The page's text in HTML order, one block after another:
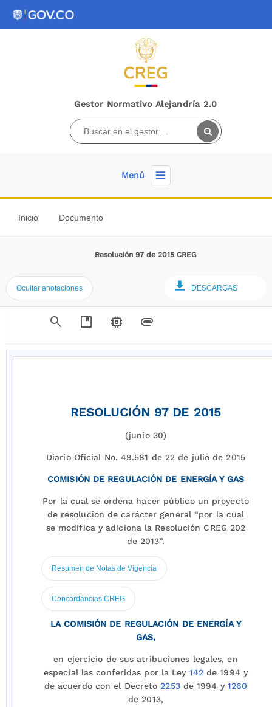
Gestor Normativo Alejandría 2.0
Menú
Inicio Documento
Resolución 97 de 2015 CREG
Ocultar anotaciones DESCARGAS
search developer_guide memory attachment
RESOLUCIÓN 97 DE 2015
(junio 30)
Diario Oficial No. 49.581 de 22 de julio de 2015
COMISIÓN DE REGULACIÓN DE ENERGÍA Y GAS
Por la cual se ordena hacer público un proyecto
de resolución de carácter general “por la cual
se modifica y adiciona la Resolución CREG 202
de 2013”.
Resumen de Notas de Vigencia
Concordancias CREG
LA COMISIÓN DE REGULACIÓN DE ENERGÍA Y
GAS,
en ejercicio de sus atribuciones legales, en
especial las conferidas por la Ley 142de 1994 y
de acuerdo con el Decreto2253de 1994 y 1260
de 2013,